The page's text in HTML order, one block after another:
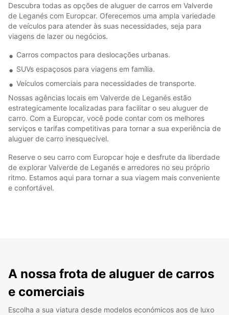
Descubra todas as opções de aluguer de carros em Valverde
de Leganés com Europcar. Oferecemos uma ampla variedade
de veículos para atender às suas necessidades, seja para
viagens de lazer ou negócios.
Carros compactos para deslocações urbanas.
SUVs espaçosos para viagens em família.
Veículos comerciais para necessidades de transporte.
Nossas agências locais em Valverde de Leganés estão
estrategicamente localizadas para facilitar o seu aluguer de
carro. Com a Europcar, você pode contar com os melhores
serviços e tarifas competitivas para tornar a sua experiência de
aluguer de carro inesquecível.
Reserve o seu carro com Europcar hoje e desfrute da liberdade
de explorar Valverde de Leganés e arredores no seu próprio
ritmo. Estamos aqui para tornar a sua viagem mais conveniente
e confortável.
A nossa frota de aluguer de carros
e comerciais
Escolha a sua viatura desde modelos económicos aos de luxo